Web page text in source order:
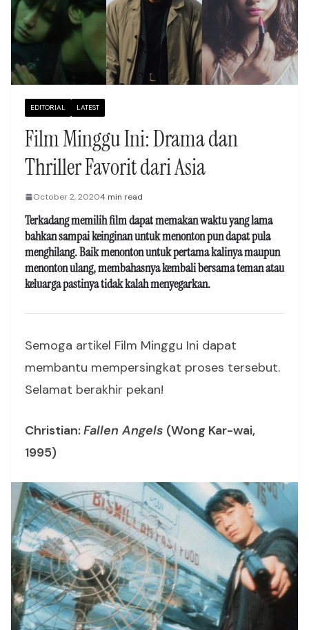
EDITORIAL LATEST
Film Minggu Ini: Drama dan
Thriller Favorit dari Asia
October 2, 20204 min read
Terkadang memilih film dapat memakan waktu yang lama
bahkan sampai keinginan untuk menonton pun dapat pula
menghilang. Baik menonton untuk pertama kalinya maupun
menonton ulang, membahasnya kembali bersama teman atau
keluarga pastinya tidak kalah menyegarkan.
Semoga artikel Film Minggu Ini dapat
membantu mempersingkat proses tersebut.
Selamat berakhir pekan!
Christian:Fallen Angels (Wong Kar-wai,
1995)